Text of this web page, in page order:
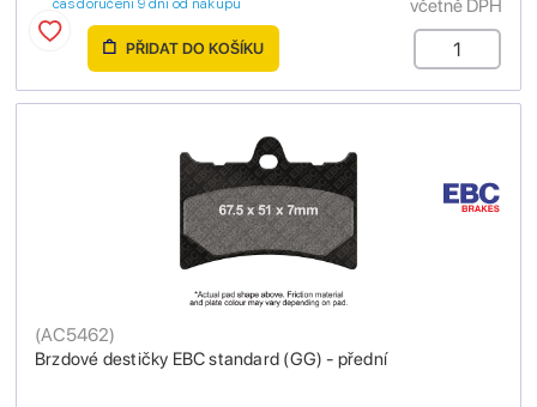
včetně DPH
PŘIDAT DO KOŠÍKU
Brzdové destičky EBC standard (GG) - přední
(AC5462)